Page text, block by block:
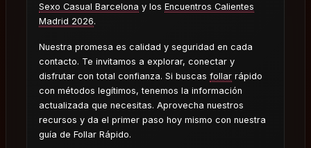
Sexo Casual Barcelona y los Encuentros Calientes
Madrid 2026.
Nuestra promesa es calidad y seguridad en cada
contacto. Te invitamos a explorar, conectar y
disfrutar con total confianza. Si buscas follarrápido
con métodos legítimos, tenemos la información
actualizada que necesitas. Aprovecha nuestros
recursos y da el primer paso hoy mismo con nuestra
guía de Follar Rápido.